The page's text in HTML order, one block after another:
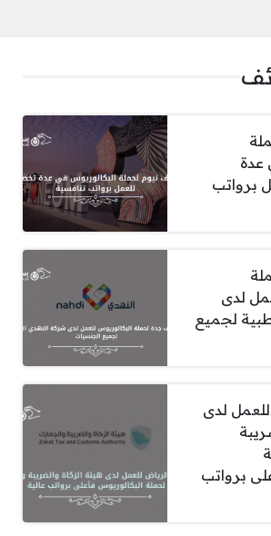
عدة
برواتب
لدى
لجميع
لدى
برواتب